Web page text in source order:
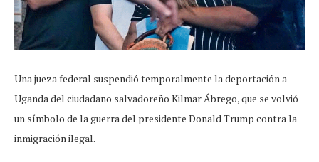
Una jueza federal suspendió temporalmente la deportación a
Uganda del ciudadano salvadoreño Kilmar Ábrego, que se volvió
un símbolo de la guerra del presidente Donald Trump contra la
inmigración ilegal.